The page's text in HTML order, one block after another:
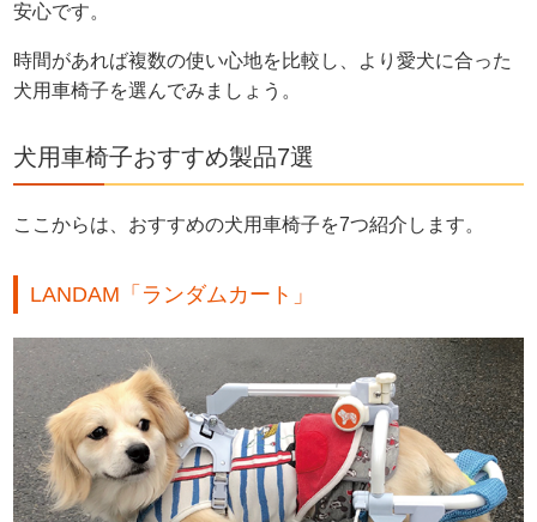
安心です。
時間があれば複数の使い心地を比較し、より愛犬に合った
犬用車椅子を選んでみましょう。
犬用車椅子おすすめ製品7選
ここからは、おすすめの犬用車椅子を7つ紹介します。
LANDAM「ランダムカート」